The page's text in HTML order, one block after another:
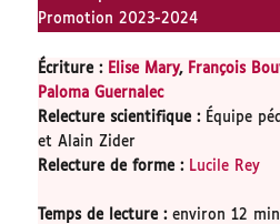
Promotion 2023-2024
Écriture : Elise Mary, François
Paloma Guernalec
Relecture scientifique:Équipe
et Alain Zider
Relecture de forme: Lucile Rey
Temps de lecture:environ 12